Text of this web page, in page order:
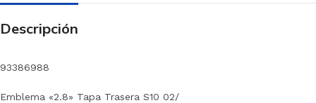
Descripción
93386988
Emblema «2.8» Tapa Trasera S10 02/